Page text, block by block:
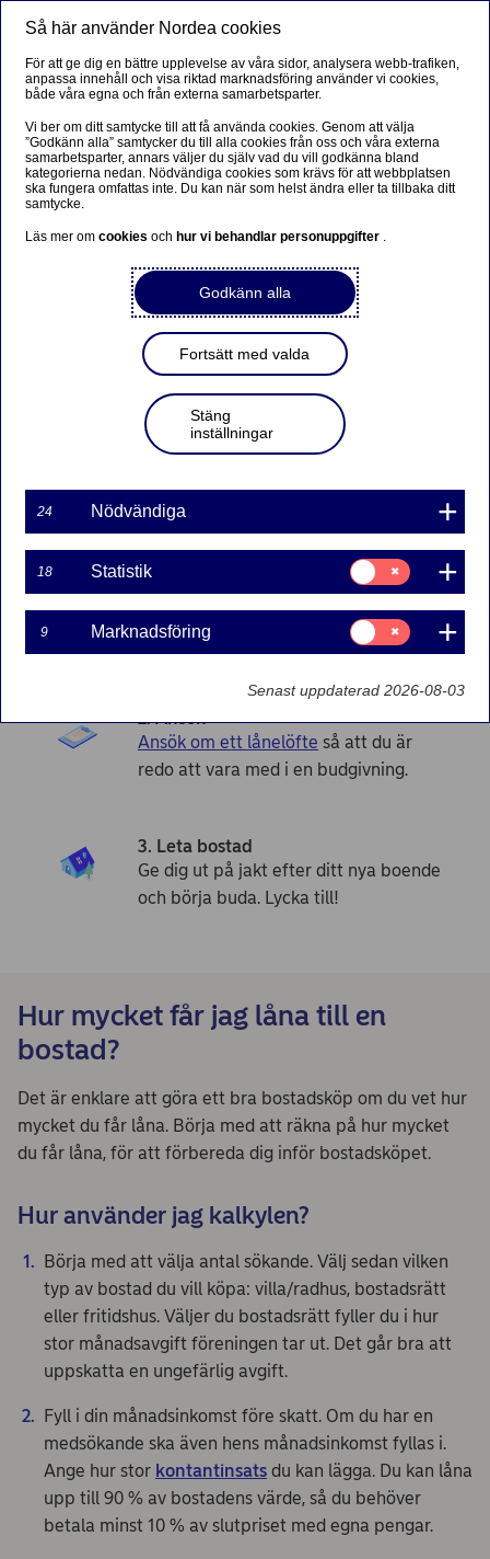
Hur mycket får jag låna när jag
köper bostad?
Här kan du räkna ut hur mycket du får låna till en bostad.
När du vet hur mycket du får låna, ansöker du enkelt om
lånelöfte.
Kom igång och hitta en bostad i 3
enkla steg
1. Räkna
Räkna ut hur mycket du får låna till en
bostad i vår kalkyl.
2. Ansök
Ansök om ett lånelöfte så att du är
redo att vara med i en budgivning.
3. Leta bostad
Ge dig ut på jakt efter ditt nya boende
och börja buda. Lycka till!
Hur mycket får jag låna till en
bostad?
Det är enklare att göra ett bra bostadsköp om du vet hur
mycket du får låna. Börja med att räkna på hur mycket
du får låna, för att förbereda dig inför bostadsköpet.
Hur använder jag kalkylen?
Börja med att välja antal sökande. Välj sedan vilken
typ av bostad du vill köpa: villa/radhus, bostadsrätt
eller fritidshus. Väljer du bostadsrätt fyller du i hur
stor månadsavgift föreningen tar ut. Det går bra att
uppskatta en ungefärlig avgift.
Fyll i din månadsinkomst före skatt. Om du har en
medsökande ska även hens månadsinkomst fyllas i.
Ange hur stor kontantinsats du kan lägga. Du kan låna
upp till 90 % av bostadens värde, så du behöver
betala minst 10 % av slutpriset med egna pengar.
Så här använder Nordea cookies
För att ge dig en bättre upplevelse av våra sidor, analysera webb-trafiken,
anpassa innehåll och visa riktad marknadsföring använder vi cookies,
både våra egna och från externa samarbetsparter.
Vi ber om ditt samtycke till att få använda cookies. Genom att välja
”Godkänn alla” samtycker du till alla cookies från oss och våra externa
samarbetsparter, annars väljer du själv vad du vill godkänna bland
kategorierna nedan. Nödvändiga cookies som krävs för att webbplatsen
ska fungera omfattas inte. Du kan när som helst ändra eller ta tillbaka ditt
samtycke.
Läs mer omcookiesoch hur vi behandlar personuppgifter .
Godkänn alla
Fortsätt med valda
Stäng
inställningar
24 Nödvändiga
18 Statistik
Samtycke
för:
Statistik
9 Marknadsföring
Samtycke
för:
Marknadsföring
Senast uppdaterad 2026-08-03